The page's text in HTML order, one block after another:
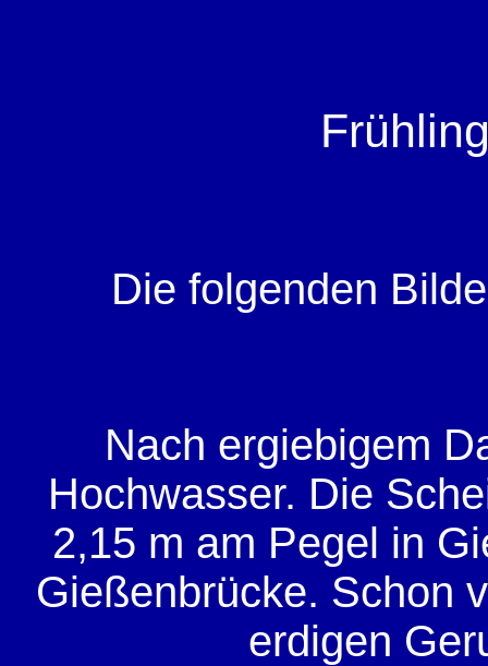
Die folgenden
Nach ergiebigem
Hochwasser. Die
2,15 m am Pegel in
Gießenbrücke. Schon
erdigen